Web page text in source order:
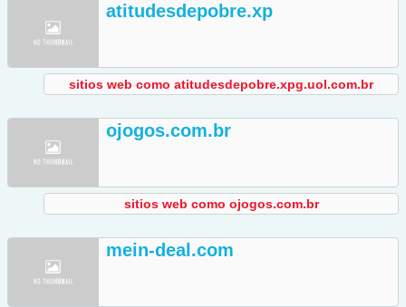
atitudesdepobre.xp
sitios web como atitudesdepobre.xpg.uol.com.br
ojogos.com.br
sitios web como ojogos.com.br
mein-deal.com